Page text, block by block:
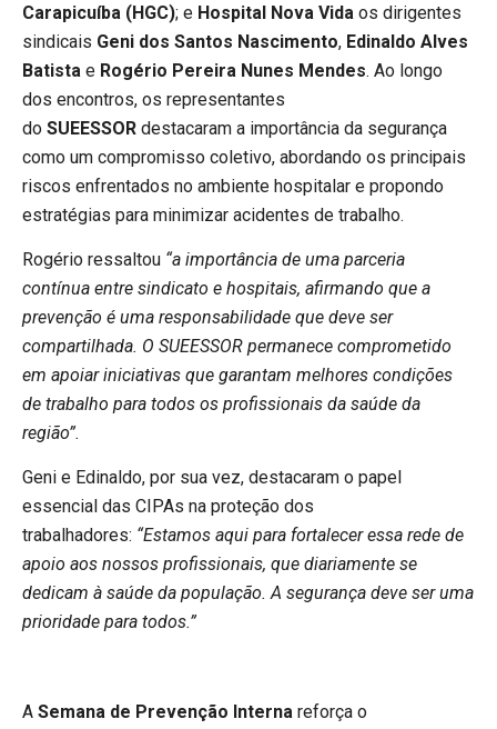
Carapicuíba (HGC); e Hospital Nova Vida os dirigentes
sindicais Geni dos Santos Nascimento, Edinaldo Alves
Batista e Rogério Pereira Nunes Mendes. Ao longo
dos encontros, os representantes
do SUEESSOR destacaram a importância da segurança
como um compromisso coletivo, abordando os principais
riscos enfrentados no ambiente hospitalar e propondo
estratégias para minimizar acidentes de trabalho.
Rogério ressaltou “a importância de uma parceria
contínua entre sindicato e hospitais, afirmando que a
prevenção é uma responsabilidade que deve ser
compartilhada. O SUEESSOR permanece comprometido
em apoiar iniciativas que garantam melhores condições
de trabalho para todos os profissionais da saúde da
região”.
Geni e Edinaldo, por sua vez, destacaram o papel
essencial das CIPAs na proteção dos
trabalhadores: “Estamos aqui para fortalecer essa rede de
apoio aos nossos profissionais, que diariamente se
dedicam à saúde da população. A segurança deve ser uma
prioridade para todos.”
A Semana de Prevenção Interna reforça o